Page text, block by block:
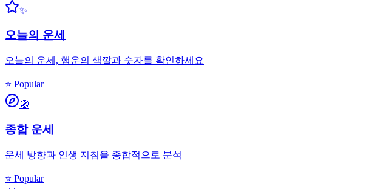
✨
오늘의 운세
오늘의 운세, 행운의 색깔과 숫자를 확인하세요
⭐ Popular
🧭
종합 운세
운세 방향과 인생 지침을 종합적으로 분석
⭐ Popular